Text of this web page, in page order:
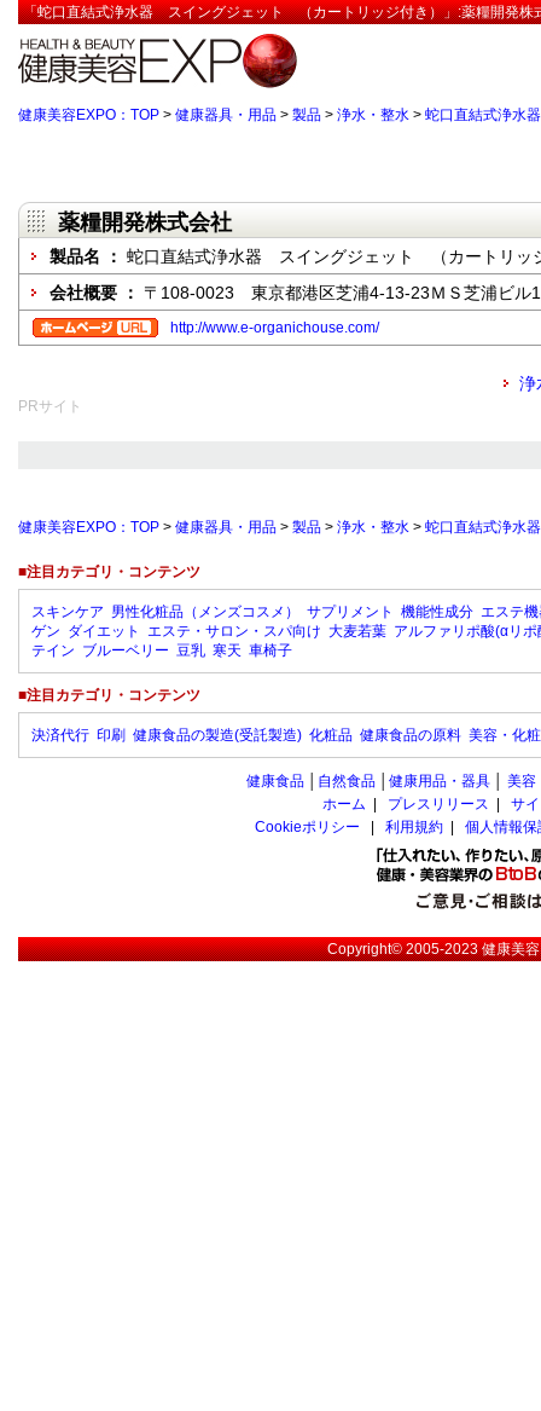
「蛇口直結式浄水器 スイングジェット （カートリッジ付き）」:薬糧開発株
健康美容EXPO：TOP > 健康器具・用品 > 製品 > 浄水・整水 > 蛇口直結式浄水
薬糧開発株式会社
製品名 ： 蛇口直結式浄水器 スイングジェット （カートリッ
会社概要 ： 〒108-0023 東京都港区芝浦4-13-23ＭＳ芝浦ビル
http://www.e-organichouse.com/
浄
PRサイト
健康美容EXPO：TOP > 健康器具・用品 > 製品 > 浄水・整水 > 蛇口直結式浄水
■注目カテゴリ・コンテンツ
スキンケア 男性化粧品（メンズコスメ） サプリメント 機能性成分 エステ
ゲン ダイエット エステ・サロン・スパ向け 大麦若葉 アルファリポ酸(αリポ
テイン ブルーベリー 豆乳 寒天 車椅子
■注目カテゴリ・コンテンツ
決済代行 印刷 健康食品の製造(受託製造) 化粧品 健康食品の原料 美容・化
健康食品 自然食品 健康用品・器具 美容
ホーム
プレスリリース
サ
Cookieポリシー
利用規約 個人情報
Copyright© 2005-2023健康美